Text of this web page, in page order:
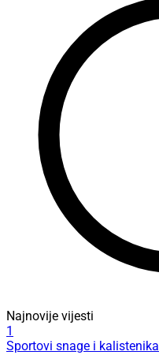
Najnovije vijesti
1
Sportovi snage i kalistenika